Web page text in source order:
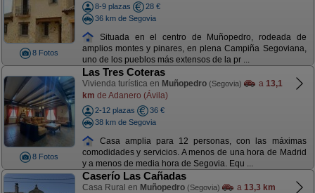
8 Fotos
8-9 plazas
28 €
36 km de Segovia
Situada en el centro de Muñopedro, rodeada de
amplios montes y pinares, en plena Campiña Segoviana,
uno de los pueblos más extensos de la pr ...
8 Fotos
Las Tres Coteras
Vivienda turística en Muñopedro (Segovia) a 13,1
km de Adanero (Ávila)
2-12 plazas
36 €
38 km de Segovia
Casa amplia para 12 personas, con las máximas
comodidades y servicios. A menos de una hora de Madrid
y a menos de media hora de Segovia. Equ ...
Caserío Las Cañadas
Casa Rural en Muñopedro (Segovia) a 13,3 km